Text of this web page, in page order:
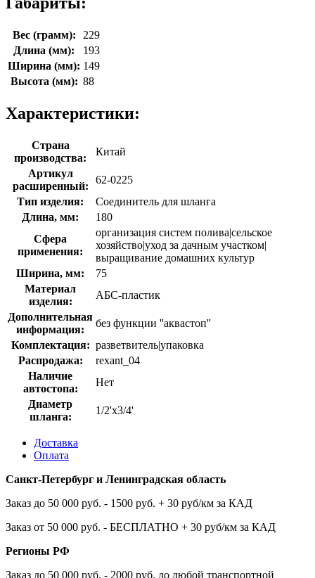
Вес (грамм):
229
Длина (мм):
193
Ширина (мм): 149
Высота (мм): 88
Характеристики:
Страна
производства:
Китай
Артикул
расширенный:
62-0225
Тип изделия:
Соединитель для шланга
Длина, мм:
180
Сфера
применения:
организация систем полива|сельское
хозяйство|уход за дачным участком|
выращивание домашних культур
Ширина, мм:
75
Материал
изделия:
АБС-пластик
Дополнительная
информация:
без функции ''аквастоп''
Комплектация: разветвитель|упаковка
Распродажа:
rexant_04
Наличие
автостопа:
Нет
Диаметр
шланга:
1/2'x3/4'
Доставка
Оплата
Санкт-Петербург и Ленинградская область
Заказ до 50 000 руб. - 1500 руб. + 30 руб/км за КАД
Заказ от 50 000 руб. - БЕСПЛАТНО + 30 руб/км за КАД
Регионы РФ
Заказ до 50 000 руб. - 2000 руб. до любой транспортной